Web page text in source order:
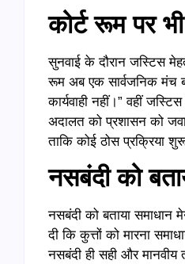
कोर्ट रूम पर भी
सुनवाई के दौरान जस्टिस
रूम अब एक सार्वजनिक मंच
कार्यवाही नहीं।” वहीं
अदालत को प्रशासन को
ताकि कोई ठोस प्रक्रिया
नसबंदी को
नसबंदी को बताया समाधान
दी कि कुत्तों को मारना
नसबंदी ही सही और